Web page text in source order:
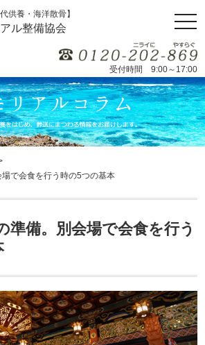
供養・海洋散骨】
ル整備協会
受付時間 9:00～17:00
で会食を行う時の5つの基本
準備。別会場で会食を行う